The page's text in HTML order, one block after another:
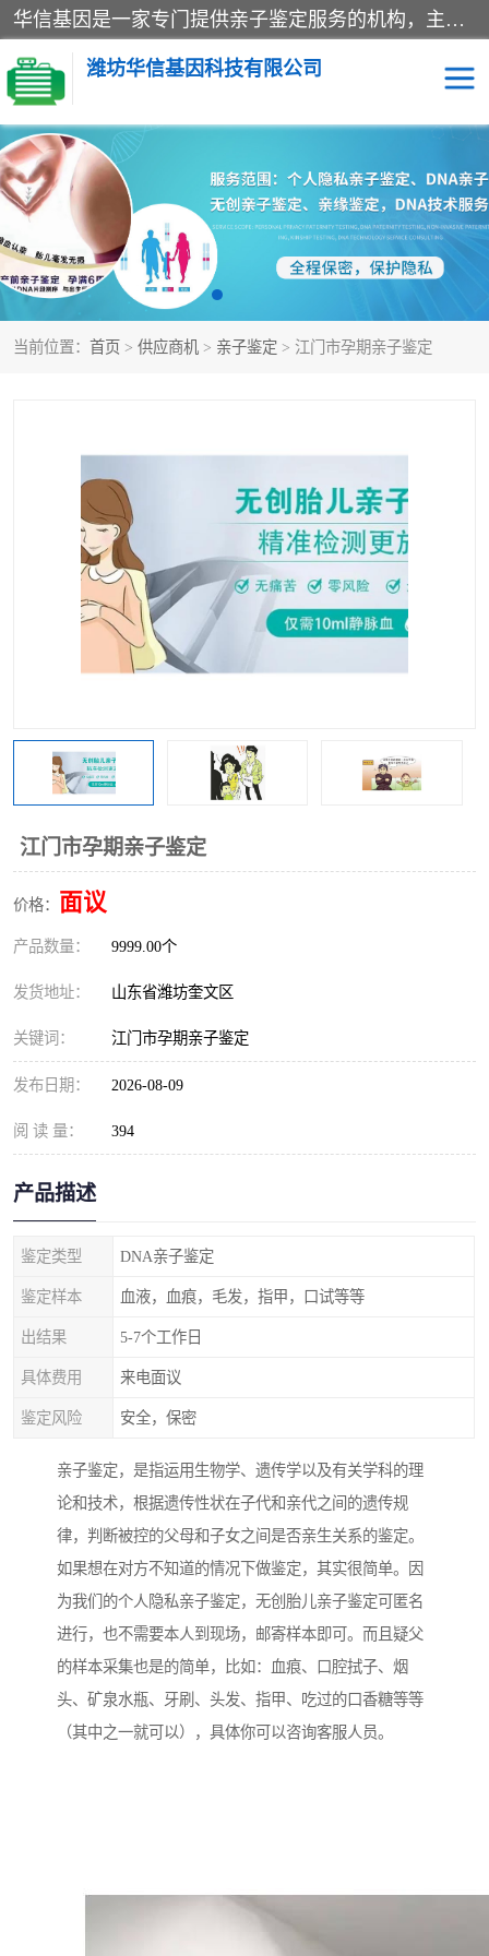
华信基因是一家专门提供亲子鉴定服务的机构，主要业务：济南亲子鉴定、临沂亲子鉴定、菏泽亲子鉴定、淄博亲子鉴定、青岛亲子鉴定、日照亲子鉴定、临朐亲子鉴定、寿光亲子鉴定等，联合广州、上海、北京、深圳、杭州、武汉、成都、合肥、贵阳、沈阳等地区有法医物证鉴定机构及基因检测公司，为国内外客户提供便捷的DNA鉴定服务。
潍坊华信基因科技有限公司
当前位置： 首页 > 供应商机 > 亲子鉴定 > 江门市孕期亲子鉴定
江门市孕期亲子鉴定
价格： 面议
产品数量： 9999.00个
发货地址： 山东省潍坊奎文区
关键词： 江门市孕期亲子鉴定
发布日期： 2026-08-09
阅 读 量： 394
产品描述
鉴定类型 DNA亲子鉴定
鉴定样本 血液，血痕，毛发，指甲，口试等等
出结果 5-7个工作日
具体费用 来电面议
鉴定风险 安全，保密
亲子鉴定，是指运用生物学、遗传学以及有关学科的理
论和技术，根据遗传性状在子代和亲代之间的遗传规
律，判断被控的父母和子女之间是否亲生关系的鉴定。
如果想在对方不知道的情况下做鉴定，其实很简单。因
为我们的个人隐私亲子鉴定，无创胎儿亲子鉴定可匿名
进行，也不需要本人到现场，邮寄样本即可。而且疑父
的样本采集也是的简单，比如：血痕、口腔拭子、烟
头、矿泉水瓶、牙刷、头发、指甲、吃过的口香糖等等
（其中之一就可以），具体你可以咨询客服人员。
亲子鉴定 DNA亲子鉴定
隐私亲子鉴定 无创亲子鉴定
孕期亲子鉴定